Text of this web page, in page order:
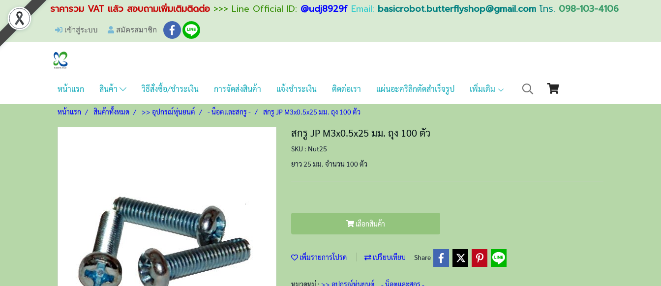
ราคารวม VAT แล้ว สอบถามเพิ่มเติมติดต่อ >>> Line Official ID: @udj8929f Email: basicrobot.butterflyshop@gmail.com โทร. 098-103-4106
เข้าสู่ระบบ สมัครสมาชิก
หน้าแรก สินค้า วิธีสั่งซื้อ/ชำระเงิน การจัดส่งสินค้า แจ้งชำระเงิน ติดต่อเรา แผ่นอะคริลิกตัดสำเร็จรูป เพิ่มเติม
หน้าแรก สินค้าทั้งหมด >> อุปกรณ์หุ่นยนต์ - น็อตและสกรู - สกรู JP M3x0.5x25 มม. ถุง 100 ตัว
สกรู JP M3x0.5x25 มม. ถุง 100 ตัว
SKU : Nut25
ยาว 25 มม. จำนวน 100 ตัว
เลือกสินค้า
เพิ่มรายการโปรด เปรียบเทียบ Share
หมวดหมู่ : >> อุปกรณ์หุ่นยนต์ - น็อตและสกรู -